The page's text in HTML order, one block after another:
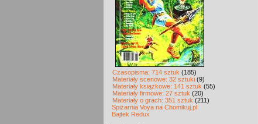
Czasopisma: 714 sztuk (185)
Materiały scenowe: 32 sztuki (9)
Materiały książkowe: 141 sztuk (55)
Materiały firmowe: 27 sztuk (20)
Materiały o grach: 351 sztuk (211)
Spiżarnia Voya na Chomikuj.pl
Bajtek Redux